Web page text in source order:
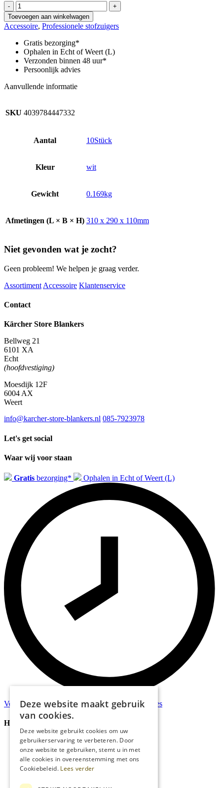
-
Papieren
filterzakken,
10
x
,
CV
66/2,
CV
aantal
+
Toevoegen aan winkelwagen
Accessoire, Professionele stofzuigers
Gratis bezorging*
Ophalen in Echt of Weert (L)
Verzonden binnen 48 uur*
Persoonlijk advies
Aanvullende informatie
SKU 4039784447332
Aantal 10Stück
Kleur wit
Gewicht 0.169kg
Afmetingen (L × B × H) 310 x 290 x 110mm
Niet gevonden wat je zocht?
Geen probleem! We helpen je graag verder.
Assortiment Accessoire Klantenservice
Contact
Kärcher Store Blankers
Bellweg 21
6101 XA
Echt
(hoofdvestiging)
Moesdijk 12F
6004 AX
Weert
info@karcher-store-blankers.nl 085-7923978
Let's get social
Waar wij voor staan
Gratis bezorging* Ophalen in Echt of Weert (L)
Verzondenbinnen 48 uur* Persoonlijk advies
Handige Links
Home
Klantenservice
Over ons
Blog
Deze website maakt gebruik
van cookies.
Deze website gebruikt cookies om uw
gebruikerservaring te verbeteren. Door
onze website te gebruiken, stemt u in met
alle cookies in overeenstemming met ons
Cookiebeleid. Lees verder